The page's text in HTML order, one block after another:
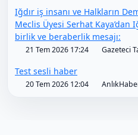
Iğdır iş insanı ve Halkların
Meclis Üyesi Serhat Kaya’dan
birlik ve beraberlik mesajı:
21 Tem 2026 17:24 Gazeteci
Test sesli haber
20 Tem 2026 12:04